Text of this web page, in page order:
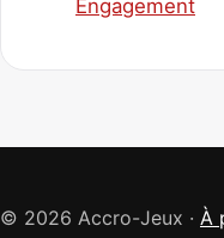
Engagement
© 2026 Accro-Jeux · À